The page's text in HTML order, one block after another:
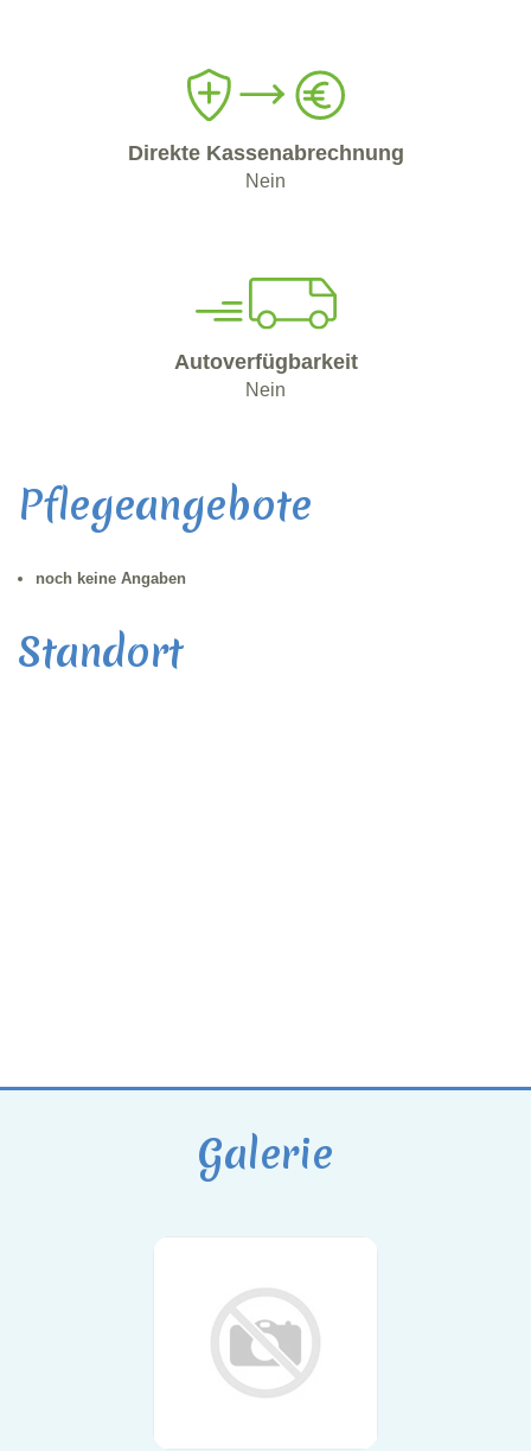
Direkte Kassenabrechnung
Nein
Autoverfügbarkeit
Nein
Pflegeangebote
noch keine Angaben
Standort
Galerie